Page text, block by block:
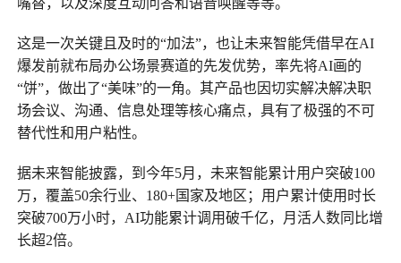
嘴替，以及深度互动问答和语音唤醒等等。
这是一次关键且及时的“加法”，也让未来智能凭借早在AI
爆发前就布局办公场景赛道的先发优势，率先将AI画的
“饼”，做出了“美味”的一角。其产品也因切实解决解决职
场会议、沟通、信息处理等核心痛点，具有了极强的不可
替代性和用户粘性。
据未来智能披露，到今年5月，未来智能累计用户突破100
万，覆盖50余行业、180+国家及地区；用户累计使用时长
突破700万小时，AI功能累计调用破千亿，月活人数同比增
长超2倍。